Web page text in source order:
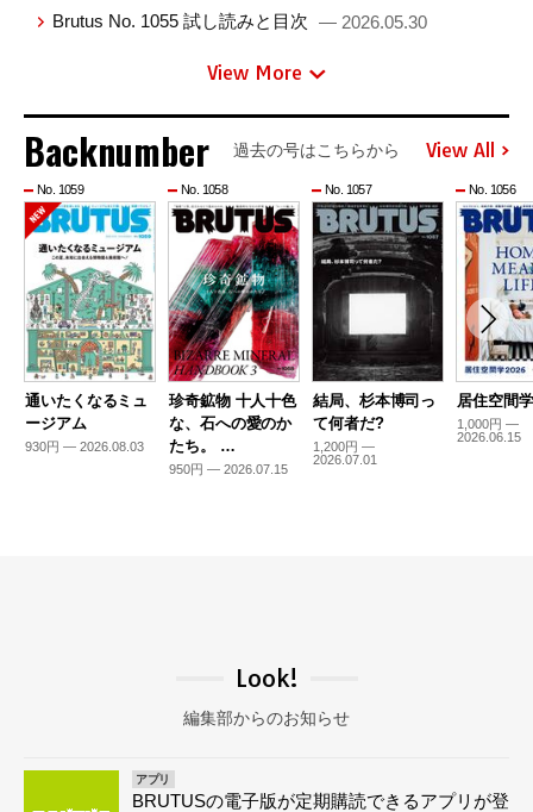
Brutus No. 1055 試し読みと目次 — 2026.05.30
View More
Backnumber 過去の号はこちらから View All
No. 1059
通いたくなるミュ
ージアム
930円 — 2026.08.03
No. 1058
珍奇鉱物 十人十色
な、石への愛のか
たち。 …
950円 — 2026.07.15
No. 1057
結局、杉本博司っ
て何者だ?
1,200円 —
2026.07.01
No. 1056
居住空間
1,000円 —
2026.06.15
Look!
編集部からのお知らせ
アプリ
BRUTUSの電子版が定期購読できるアプリが登